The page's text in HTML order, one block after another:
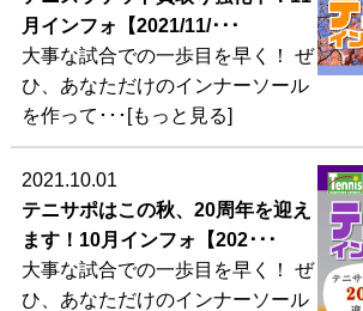
月インフォ【2021/11/･･･
大事な試合での一歩目を早く！ ぜ
ひ、あなただけのインナーソール
を作って･･･[もっと見る]
2021.10.01
テニサポはこの秋、20周年を迎え
ます！10月インフォ【202･･･
大事な試合での一歩目を早く！ ぜ
ひ、あなただけのインナーソール